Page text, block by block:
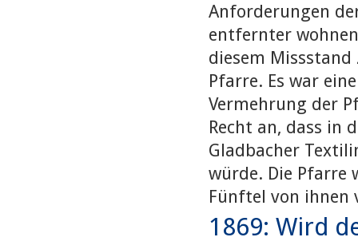
Anforderungen
entfernter
diesem
Pfarre. Es war
Vermehrung der
Recht an, dass in
Gladbacher
würde. Die Pfarre
Fünftel von ihnen
1869: Wird